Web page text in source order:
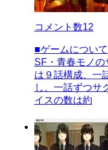
コメント数12
■ゲームについ
SF・青春モノ
は９話構成、一
し、一話ずつサ
イスの数は約